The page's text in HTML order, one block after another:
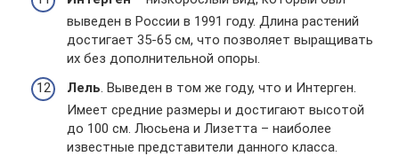
выведен в России в 1991 году. Длина растений
достигает 35-65 см, что позволяет выращивать
их без дополнительной опоры.
Лель. Выведен в том же году, что и Интерген.
Имеет средние размеры и достигают высотой
до 100 см. Люсьена и Лизетта – наиболее
известные представители данного класса.